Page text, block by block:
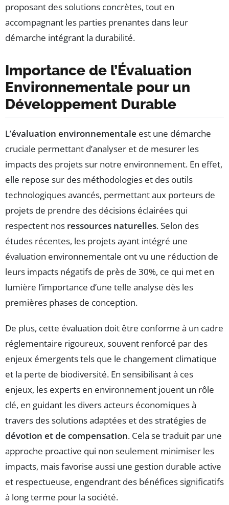
proposant des solutions concrètes, tout en
accompagnant les parties prenantes dans leur
démarche intégrant la durabilité.
Importance de l’Évaluation
Environnementale pour un
Développement Durable
L’évaluation environnementale est une démarche
cruciale permettant d’analyser et de mesurer les
impacts des projets sur notre environnement. En effet,
elle repose sur des méthodologies et des outils
technologiques avancés, permettant aux porteurs de
projets de prendre des décisions éclairées qui
respectent nos ressources naturelles. Selon des
études récentes, les projets ayant intégré une
évaluation environnementale ont vu une réduction de
leurs impacts négatifs de près de 30%, ce qui met en
lumière l’importance d’une telle analyse dès les
premières phases de conception.
De plus, cette évaluation doit être conforme à un cadre
réglementaire rigoureux, souvent renforcé par des
enjeux émergents tels que le changement climatique
et la perte de biodiversité. En sensibilisant à ces
enjeux, les experts en environnement jouent un rôle
clé, en guidant les divers acteurs économiques à
travers des solutions adaptées et des stratégies de
dévotion et de compensation. Cela se traduit par une
approche proactive qui non seulement minimiser les
impacts, mais favorise aussi une gestion durable active
et respectueuse, engendrant des bénéfices significatifs
à long terme pour la société.